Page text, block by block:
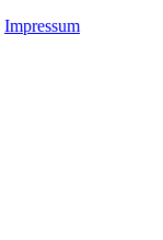
Impressum